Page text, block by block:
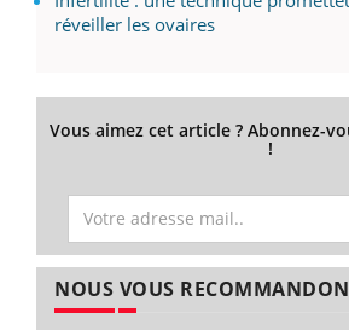
réveiller les ovaires
Vous aimez cet article ? Abonnez-
!
NOUS VOUS